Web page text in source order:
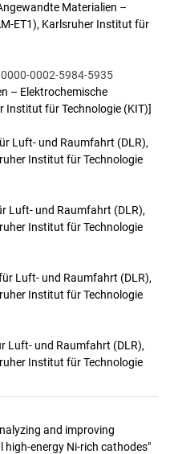
Materialien –
ET1), Karlsruher Institut für
0002-5984-5935
– Elektrochemische
Institut für Technologie (KIT)]
Luft- und Raumfahrt (DLR),
Institut für Technologie
Luft- und Raumfahrt (DLR),
Institut für Technologie
Luft- und Raumfahrt (DLR),
Institut für Technologie
Luft- und Raumfahrt (DLR),
Institut für Technologie
and improving
energy Ni-rich cathodes"